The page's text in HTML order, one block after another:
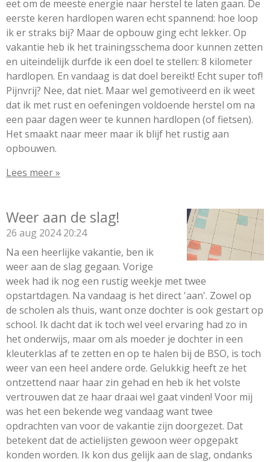
eet om de meeste energie naar herstel te laten gaan. De
eerste keren hardlopen waren echt spannend: hoe loop
ik er straks bij? Maar de opbouw ging echt lekker. Op
vakantie heb ik het trainingsschema door kunnen zetten
en uiteindelijk durfde ik een doel te stellen: 8 kilometer
hardlopen. En vandaag is dat doel bereikt! Echt super tof!
Pijnvrij? Nee, dat niet. Maar wel gemotiveerd en ik weet
dat ik met rust en oefeningen voldoende herstel om na
een paar dagen weer te kunnen hardlopen (of fietsen).
Het smaakt naar meer maar ik blijf het rustig aan
opbouwen.
Lees meer »
Weer aan de slag!
26 aug 2024 20:24
Na een heerlijke vakantie, ben ik
weer aan de slag gegaan. Vorige
week had ik nog een rustig weekje met twee
opstartdagen. Na vandaag is het direct 'aan'. Zowel op
de scholen als thuis, want onze dochter is ook gestart op
school. Ik dacht dat ik toch wel veel ervaring had zo in
het onderwijs, maar om als moeder je dochter in een
kleuterklas af te zetten en op te halen bij de BSO, is toch
weer van een heel andere orde. Gelukkig heeft ze het
ontzettend naar haar zin gehad en heb ik het volste
vertrouwen dat ze haar draai wel gaat vinden! Voor mij
was het een bekende weg vandaag want twee
opdrachten van voor de vakantie zijn doorgezet. Dat
betekent dat de actielijsten gewoon weer opgepakt
konden worden. Ik kon dus gelijk aan de slag, ondanks